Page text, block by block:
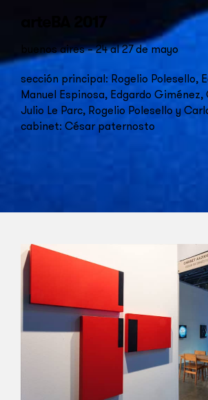
Suscribite a
newsletter
arteBA 2017
buenos aires – 24 al 27 de mayo
sección principal: Rogelio Polesello,
Manuel Espinosa, Edgardo Giménez,
Julio Le Parc, Rogelio Polesello y
cabinet: César paternosto